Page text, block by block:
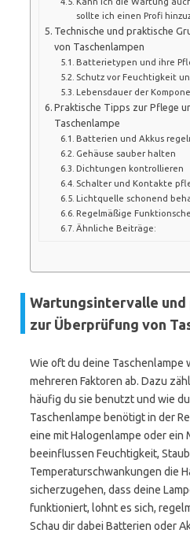
sollte ich einen Profi
Technische und praktische
von Taschenlampen
Batterietypen und ihre
Schutz vor Feuchtigkeit
Lebensdauer der
Praktische Tipps zur Pflege
Taschenlampe
Batterien und Akkus
Gehäuse sauber halten
Dichtungen kontrollieren
Schalter und Kontakte
Lichtquelle schonend
Regelmäßige
Ähnliche Beiträge:
Wartungsintervalle
zur Überprüfung von
Wie oft du deine Taschenlampe
mehreren Faktoren ab. Dazu
häufig du sie benutzt und wie
Taschenlampe benötigt in der
eine mit Halogenlampe oder ein
beeinflussen Feuchtigkeit,
Temperaturschwankungen die
sicherzugehen, dass deine
funktioniert, lohnt es sich,
Schau dir dabei Batterien oder